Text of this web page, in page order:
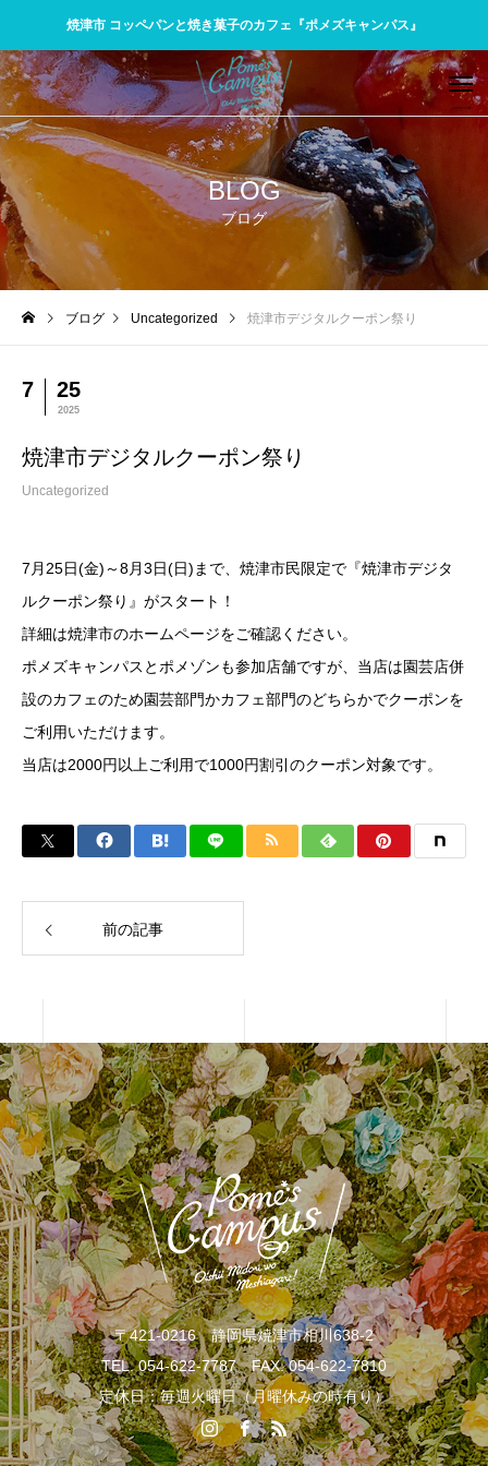
焼津市 コッペパンと焼き菓子のカフェ『ポメズキャンパス』
BLOG
ブログ
ブログ Uncategorized 焼津市デジタルクーポン祭り
7 25
2025
焼津市デジタルクーポン祭り
Uncategorized
7月25日(金)～8月3日(日)まで、焼津市民限定で『焼津市デジタ
ルクーポン祭り』がスタート！
詳細は焼津市のホームページをご確認ください。
ポメズキャンパスとポメゾンも参加店舗ですが、当店は園芸店併
設のカフェのため園芸部門かカフェ部門のどちらかでクーポンを
ご利用いただけます。
当店は2000円以上ご利用で1000円割引のクーポン対象です。
前の記事
〒421-0216 静岡県焼津市相川638-2
TEL. 054-622-7787 FAX. 054-622-7810
定休日：毎週火曜日（月曜休みの時有り）